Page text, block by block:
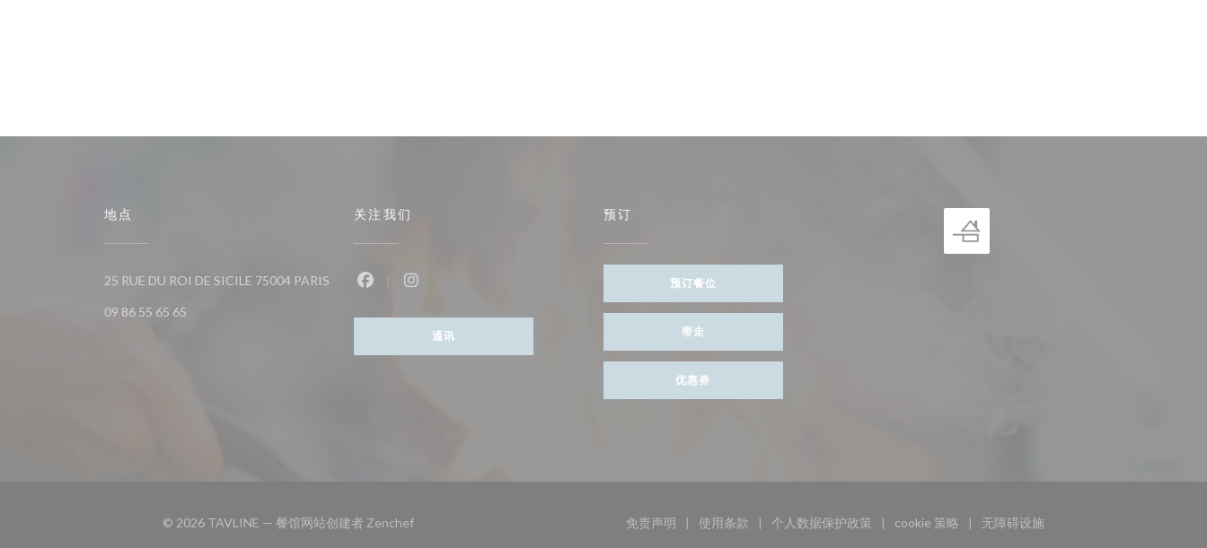
地点
25 RUE DU ROI DE SICILE 75004 PARIS((在新窗口中打开))
09 86 55 65 65
关注我们
通讯
预订
预订餐位
带走
优惠券
© 2026 TAVLINE — 餐馆网站创建者 Zenchef((在新窗口中打开)) 免责声明
((在新窗口中打开))
使用条款
((在新窗口中打开))
个人数据保护政策
((在新窗口中打开))
cookie 策略
((在新窗口中打开))
无障碍设施
((在新窗口中打开))